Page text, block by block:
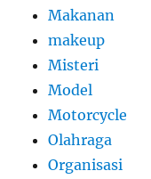
Makanan
makeup
Misteri
Model
Motorcycle
Olahraga
Organisasi